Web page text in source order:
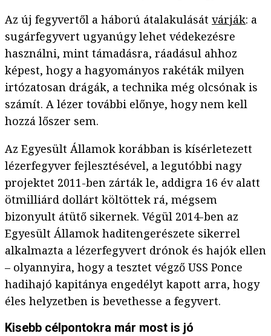
Az új fegyvertől a háború átalakulását várják: a
sugárfegyvert ugyanúgy lehet védekezésre
használni, mint támadásra, ráadásul ahhoz
képest, hogy a hagyományos rakéták milyen
irtózatosan drágák, a technika még olcsónak is
számít. A lézer további előnye, hogy nem kell
hozzá lőszer sem.
Az Egyesült Államok korábban is kísérletezett
lézerfegyver fejlesztésével, a legutóbbi nagy
projektet 2011-ben zárták le, addigra 16 év alatt
ötmilliárd dollárt költöttek rá, mégsem
bizonyult átütő sikernek. Végül 2014-ben az
Egyesült Államok haditengerészete sikerrel
alkalmazta a lézerfegyvert drónok és hajók ellen
– olyannyira, hogy a tesztet végző USS Ponce
hadihajó kapitánya engedélyt kapott arra, hogy
éles helyzetben is bevethesse a fegyvert.
Kisebb célpontokra már most is jó